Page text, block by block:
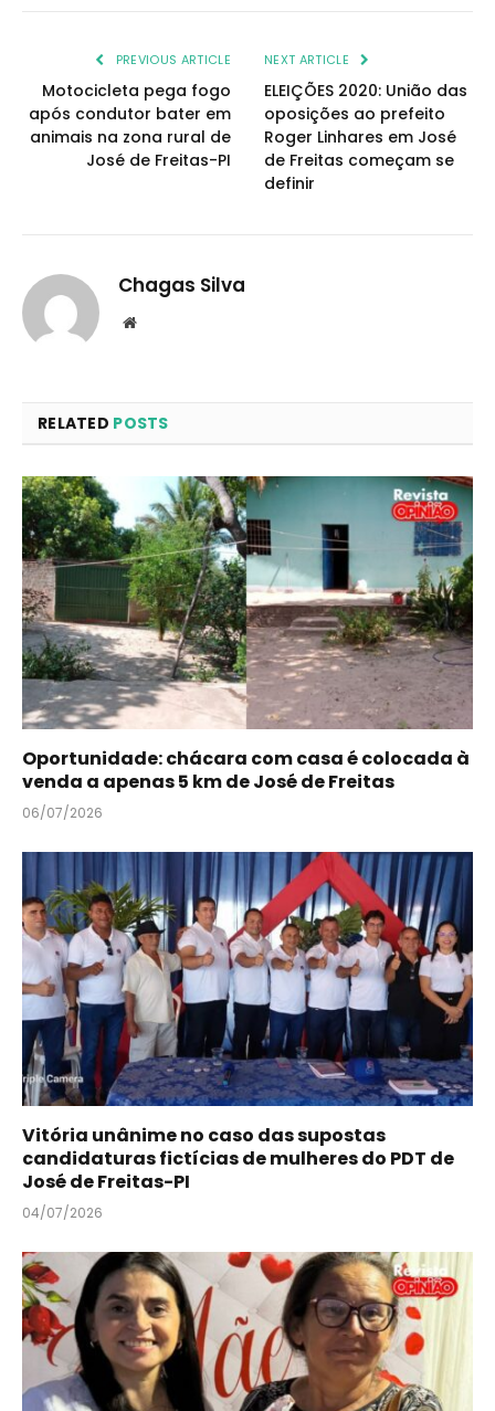
PREVIOUS ARTICLE
Motocicleta pega fogo
após condutor bater em
animais na zona rural de
José de Freitas-PI
NEXT ARTICLE
ELEIÇÕES 2020: União das
oposições ao prefeito
Roger Linhares em José
de Freitas começam se
definir
Chagas Silva
Website
RELATED POSTS
Oportunidade: chácara com casa é colocada à
venda a apenas 5 km de José de Freitas
06/07/2026
Vitória unânime no caso das supostas
candidaturas fictícias de mulheres do PDT de
José de Freitas-PI
04/07/2026